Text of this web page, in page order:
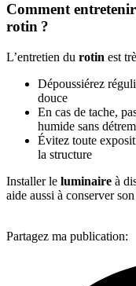
Comment
rotin ?
L’entretien du rotin est
Dépoussiérez
douce
En cas de tache,
humide sans
Évitez toute
la structure
Installer le luminaire à
aide aussi à conserver
Partagez ma publication: